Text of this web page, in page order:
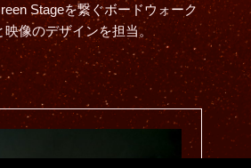
Stageを繋ぐボードウォーク
映像のデザインを担当。